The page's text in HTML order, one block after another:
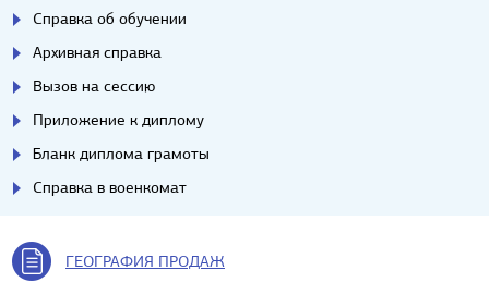
Справка об обучении
Архивная справка
Вызов на сессию
Приложение к диплому
Бланк диплома грамоты
Справка в военкомат
ГЕОГРАФИЯ ПРОДАЖ